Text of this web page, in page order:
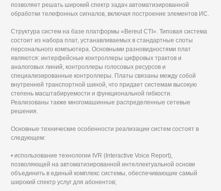
позволяет решать широкий спектр задач автоматизированной
обработки телефонных сигналов, включая построение элементов ИС.
Структура систем на базе платформы «Bereut CTI». Типовая система
состоит из набора плат, устанавливаемых в стандартные слоты
персонального компьютера. Основными разновидностями плат
являются: интерфейсные контроллеры цифровых трактов и
аналоговых линий, контроллеры голосовых ресурсов и
специализированные контроллеры. Платы связаны между собой
внутренней транспортной шиной, что придает системам высокую
степень масштабируемости и функциональной гибкости.
Реализованы также многомашинные распределенные сетевые
решения.
Основные технические особенности реализации систем состоят в
следующем:
• использование технологии IVR (Interactive Voice Report),
позволяющей на автоматизированной интеллектуальной основе
объединить в единый комплекс системы, обеспечивающие самый
широкий спектр услуг для абонентов;